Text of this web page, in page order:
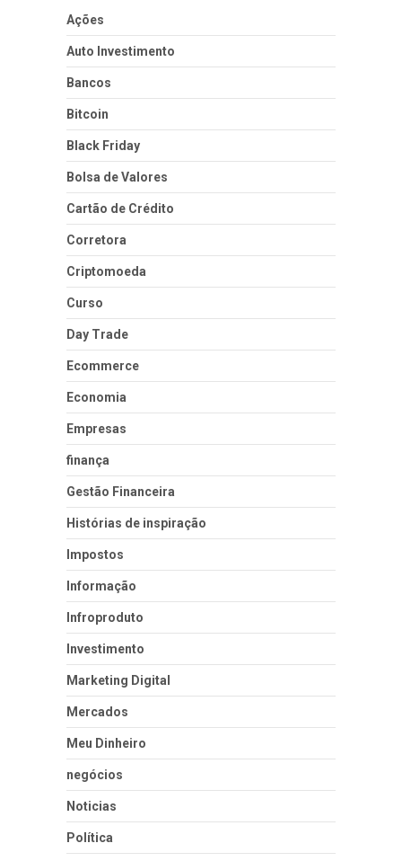
Ações
Auto Investimento
Bancos
Bitcoin
Black Friday
Bolsa de Valores
Cartão de Crédito
Corretora
Criptomoeda
Curso
Day Trade
Ecommerce
Economia
Empresas
finança
Gestão Financeira
Histórias de inspiração
Impostos
Informação
Infroproduto
Investimento
Marketing Digital
Mercados
Meu Dinheiro
negócios
Noticias
Política